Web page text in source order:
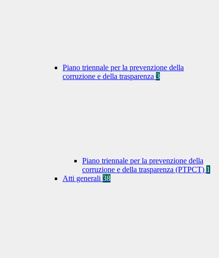
Piano triennale per la prevenzione della
corruzione e della trasparenza 3
Piano triennale per la prevenzione della
corruzione e della trasparenza (PTPCT) 1
Atti generali 38